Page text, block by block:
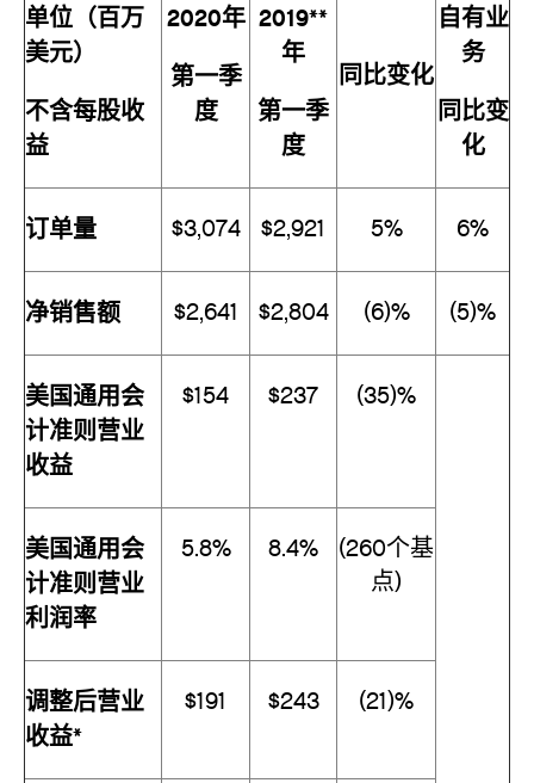
单位（百万
美元）
不含每股收
益
2020年
第一季
度
2019**
年
第一季
度
同比变化
自有业
务
同比变
化
订单量 $3,074 $2,921 5% 6%
净销售额 $2,641 $2,804 (6)% (5)%
美国通用会
计准则营业
收益
$154 $237 (35)%
美国通用会
计准则营业
利润率
5.8% 8.4%
(260个基
点)
调整后营业
收益*
$191 $243 (21)%